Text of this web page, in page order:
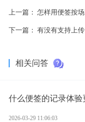
上一篇： 怎样用便签按
下一篇： 有没有支持上
相关问答
什么便签的记录体验
2026-03-29 11:06:03